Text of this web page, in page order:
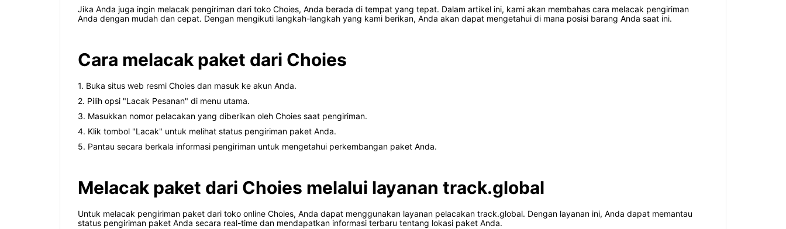
Jika Anda juga ingin melacak pengiriman dari toko Choies, Anda berada di tempat yang tepat. Dalam artikel ini, kami akan membahas cara melacak pengiriman
Anda dengan mudah dan cepat. Dengan mengikuti langkah-langkah yang kami berikan, Anda akan dapat mengetahui di mana posisi barang Anda saat ini.
Cara melacak paket dari Choies
1. Buka situs web resmi Choies dan masuk ke akun Anda.
2. Pilih opsi "Lacak Pesanan" di menu utama.
3. Masukkan nomor pelacakan yang diberikan oleh Choies saat pengiriman.
4. Klik tombol "Lacak" untuk melihat status pengiriman paket Anda.
5. Pantau secara berkala informasi pengiriman untuk mengetahui perkembangan paket Anda.
Melacak paket dari Choies melalui layanan track.global
Untuk melacak pengiriman paket dari toko online Choies, Anda dapat menggunakan layanan pelacakan track.global. Dengan layanan ini, Anda dapat memantau
status pengiriman paket Anda secara real-time dan mendapatkan informasi terbaru tentang lokasi paket Anda.